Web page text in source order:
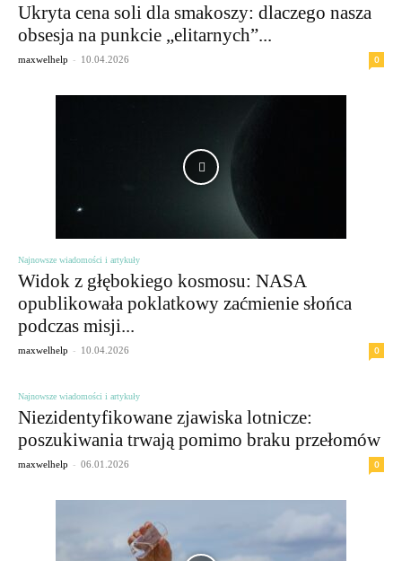
Ukryta cena soli dla smakoszy: dlaczego nasza
obsesja na punkcie „elitarnych”...
maxwelhelp - 10.04.2026 0
Najnowsze wiadomości i artykuły
Widok z głębokiego kosmosu: NASA
opublikowała poklatkowy zaćmienie słońca
podczas misji...
maxwelhelp - 10.04.2026 0
Najnowsze wiadomości i artykuły
Niezidentyfikowane zjawiska lotnicze:
poszukiwania trwają pomimo braku przełomów
maxwelhelp - 06.01.2026 0